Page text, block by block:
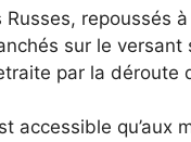
Russes, repoussés
sur le
par la déroute
accessible